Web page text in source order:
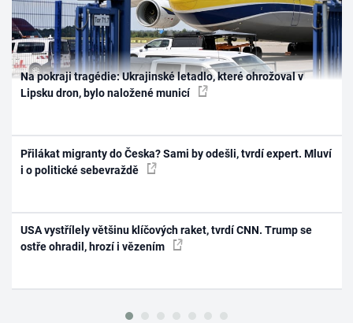
Na pokraji tragédie: Ukrajinské letadlo, které ohrožoval v
Lipsku dron, bylo naložené municí
Přilákat migranty do Česka? Sami by odešli, tvrdí expert. Mluví
i o politické sebevraždě
USA vystřílely většinu klíčových raket, tvrdí CNN. Trump se
ostře ohradil, hrozí i vězením